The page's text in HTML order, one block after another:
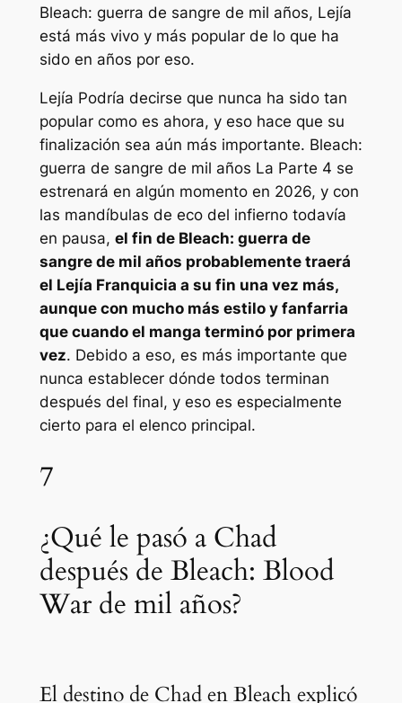
Bleach: guerra de sangre de mil años, Lejía
está más vivo y más popular de lo que ha
sido en años por eso.
Lejía Podría decirse que nunca ha sido tan
popular como es ahora, y eso hace que su
finalización sea aún más importante. Bleach:
guerra de sangre de mil años La Parte 4 se
estrenará en algún momento en 2026, y con
las mandíbulas de eco del infierno todavía
en pausa, el fin de Bleach: guerra de
sangre de mil años probablemente traerá
el Lejía Franquicia a su fin una vez más,
aunque con mucho más estilo y fanfarria
que cuando el manga terminó por primera
vez. Debido a eso, es más importante que
nunca establecer dónde todos terminan
después del final, y eso es especialmente
cierto para el elenco principal.
7
¿Qué le pasó a Chad
después de Bleach: Blood
War de mil años?
El destino de Chad en Bleach explicó